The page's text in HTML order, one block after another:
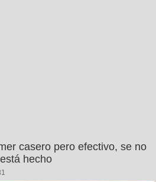
casero pero efectivo, se no
hecho